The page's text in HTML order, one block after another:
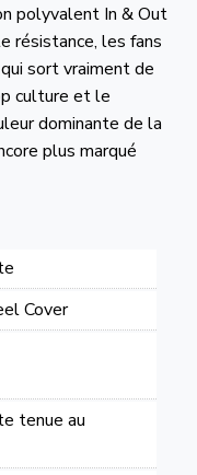
polyvalent In & Out
résistance, les fans
sort vraiment de
culture et le
dominante de la
plus marqué
Cover
tenue au